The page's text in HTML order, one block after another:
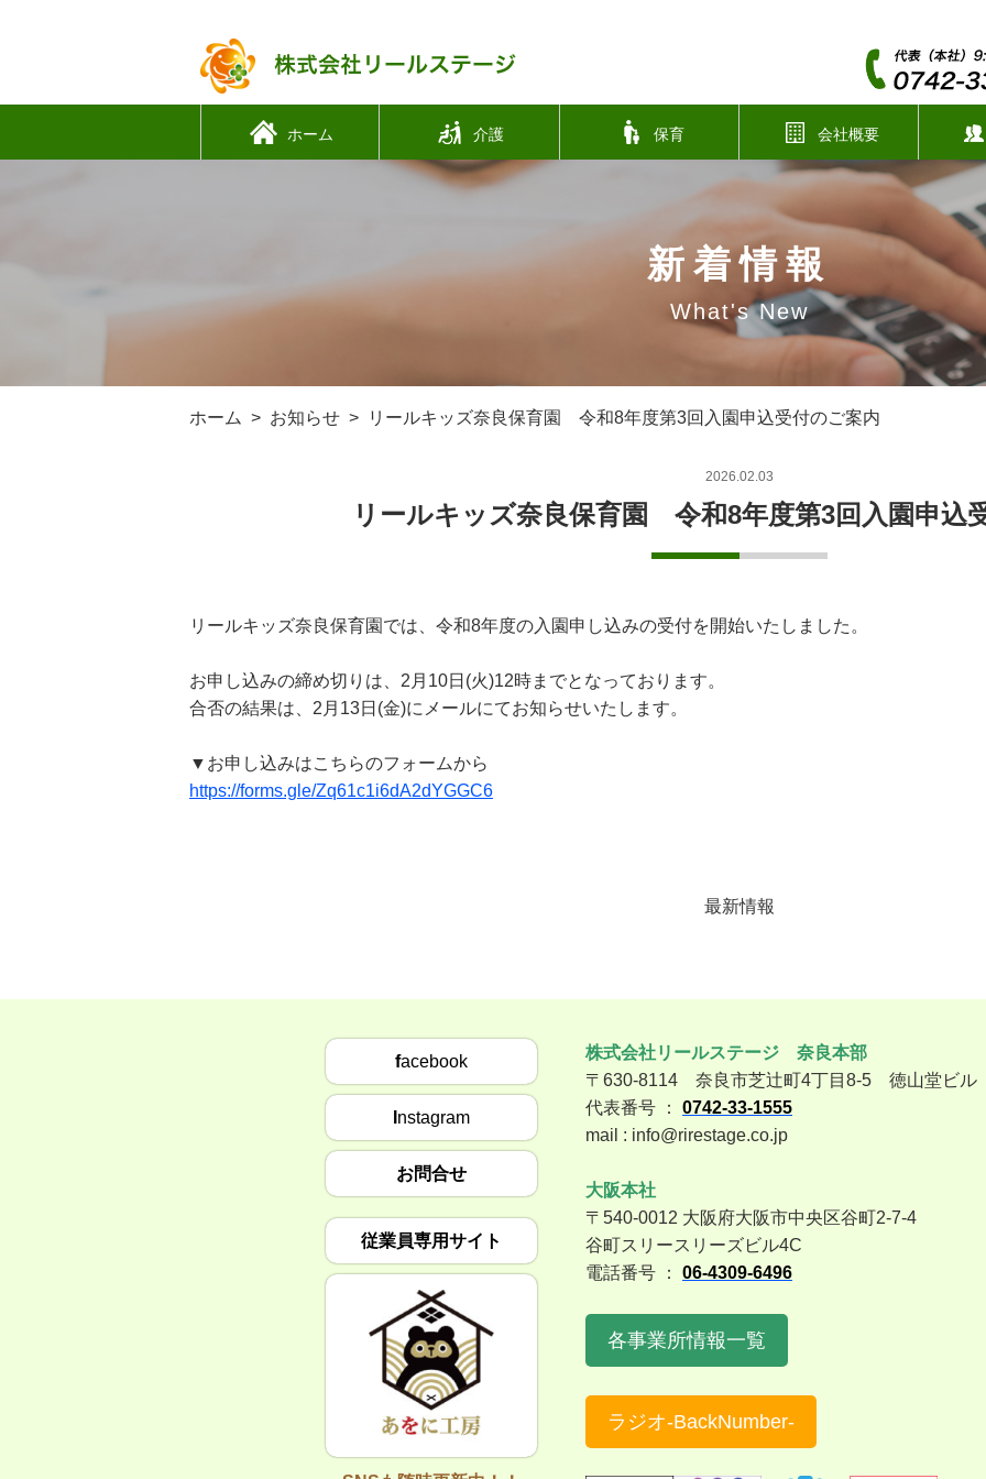
ホーム 介護 保育 会社概要
新着情報
What's New
ホーム お知らせ リールキッズ奈良保育園 令和8年度第3回入園申込受付のご案内
2026.02.03
リールキッズ奈良保育園 令和8年度第3回入園申込
リールキッズ奈良保育園では、令和8年度の入園申し込みの受付を開始いたしました。
お申し込みの締め切りは、2月10日(火)12時までとなっております。
合否の結果は、2月13日(金)にメールにてお知らせいたします。
▼お申し込みはこちらのフォームから
https://forms.gle/Zq61c1i6dA2dYGGC6
最新情報
facebook
nstagram
お問合せ
従業員専用サイト
株式会社リールステージ 奈良本部
〒630-8114 奈良市芝辻町4丁目8-5 徳山堂ビル
代表番号 ： 0742-33-1555
mail : info@rirestage.co.jp
大阪本社
〒540-0012 大阪府大阪市中央区谷町2-7-4
谷町スリースリーズビル4C
電話番号 ： 06-4309-6496
各事業所情報一覧
ラジオ-BackNumber-